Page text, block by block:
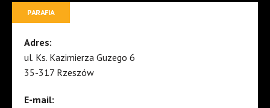
PARAFIA
Adres:
ul. Ks. Kazimierza Guzego 6
35-317 Rzeszów
E-mail: